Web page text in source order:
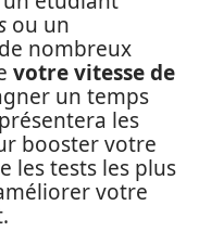
ou un
nombreux
votre vitesse de
un temps
les
booster votre
les tests les plus
votre